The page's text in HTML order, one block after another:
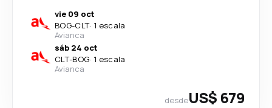
vie 09 oct
BOG-CLT· 1 escala
Avianca
sáb 24 oct
CLT-BOG· 1 escala
Avianca
desdeUS$ 679